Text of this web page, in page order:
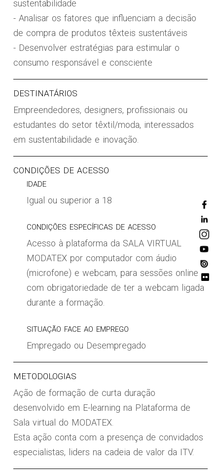
sustentabilidade
- Analisar os fatores que influenciam a decisão
de compra de produtos têxteis sustentáveis
- Desenvolver estratégias para estimular o
consumo responsável e consciente
DESTINATÁRIOS
Empreendedores, designers, profissionais ou
estudantes do setor têxtil/moda, interessados
em sustentabilidade e inovação.
CONDIÇÕES DE ACESSO
IDADE
Igual ou superior a 18
CONDIÇÕES ESPECÍFICAS DE ACESSO
Acesso à plataforma da SALA VIRTUAL
MODATEX por computador com áudio
(microfone) e webcam, para sessões online
com obrigatoriedade de ter a webcam ligada
durante a formação.
SITUAÇÃO FACE AO EMPREGO
Empregado ou Desempregado
METODOLOGIAS
Ação de formação de curta duração
desenvolvido em E-learning na Plataforma de
Sala virtual do MODATEX.
Esta ação conta com a presença de convidados
especialistas, liders na cadeia de valor da ITV.